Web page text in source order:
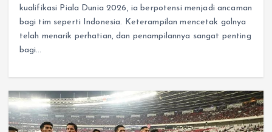
kualifikasi Piala Dunia 2026, ia berpotensi menjadi ancaman
bagi tim seperti Indonesia. Keterampilan mencetak golnya
telah menarik perhatian, dan penampilannya sangat penting
bagi…